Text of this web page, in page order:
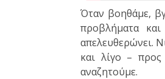
Όταν βοηθάμε,
προβλήματα
απελευθερώνει.
και λίγο –
αναζητούμε.